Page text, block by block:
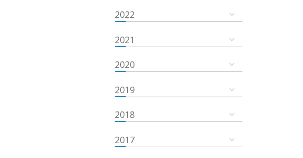
2022
2021
2020
2019
2018
2017